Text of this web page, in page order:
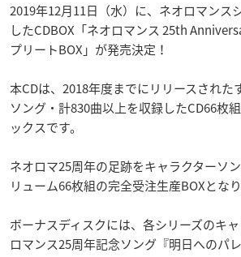
2019年12月11日（水）に、ネオロマンス
したCDBOX「ネオロマンス 25th
プリートBOX」が発売決定！
本CDは、2018年度までにリリースされた
ソング・計830曲以上を収録したCD66枚
ックスです。
ネオロマ25周年の足跡をキャラクターソ
リューム66枚組の完全受注生産BOXとなり
ボーナスディスクには、各シリーズのキ
ロマンス25周年記念ソング『明日へのパレ